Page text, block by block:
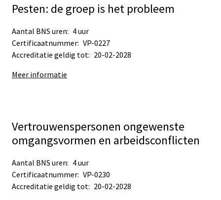
Pesten: de groep is het probleem
Aantal BNS uren: 4 uur
Certificaatnummer: VP-0227
Accreditatie geldig tot: 20-02-2028
Meer informatie
Vertrouwenspersonen ongewenste
omgangsvormen en arbeidsconflicten
Aantal BNS uren: 4 uur
Certificaatnummer: VP-0230
Accreditatie geldig tot: 20-02-2028